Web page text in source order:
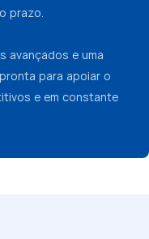
prazo.
avançados e uma
para apoiar o
e em constante